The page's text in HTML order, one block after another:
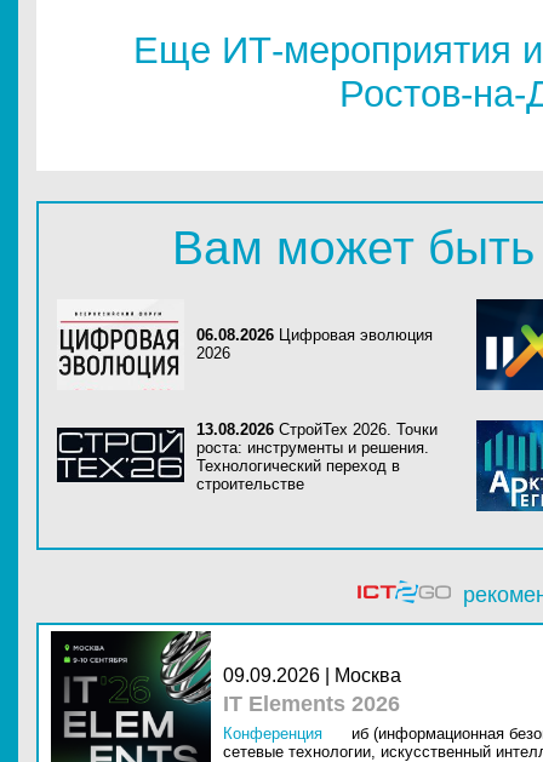
Еще ИТ-мероприятия
Ростов-на-
Вам может быть
06.08.2026 Цифровая эволюция
2026
13.08.2026 СтройТех 2026. Точки
роста: инструменты и решения.
Технологический переход в
строительстве
09.09.2026 | Москва
IT Elements 2026
Конференция
иб (информационная
сетевые технологии, искусственный